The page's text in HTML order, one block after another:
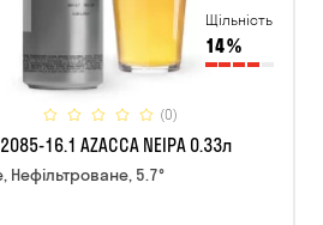
Щільність
14%
(0)
16.1 AZACCA NEIPA 0.33л
Нефільтроване, 5.7°